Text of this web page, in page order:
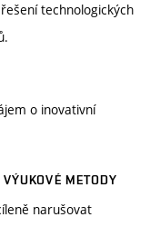
technologických
o inovativní
METODY
narušovat